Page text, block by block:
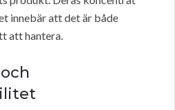
innebär att det är både
att hantera.